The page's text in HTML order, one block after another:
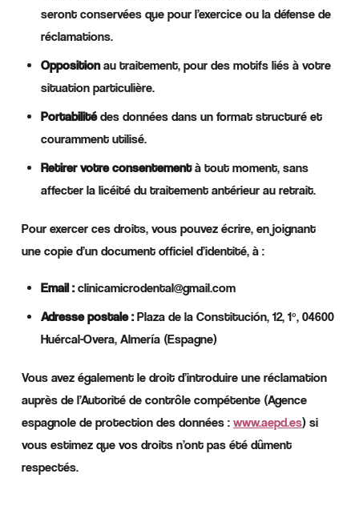
seront conservées que pour l’exercice ou la défense de
réclamations.
Oppositionau traitement, pour des motifs liés à votre
situation particulière.
Portabilitédes données dans un format structuré et
couramment utilisé.
Retirer votre consentementà tout moment, sans
affecter la licéité du traitement antérieur au retrait.
Pour exercer ces droits, vous pouvez écrire, en joignant
une copie d’un document officiel d’identité, à :
Email : clinicamicrodental@gmail.com
Adresse postale : Plaza de la Constitución, 12, 1º, 04600
Huércal-Overa, Almería (Espagne)
Vous avez également le droit d’introduire une réclamation
auprès de l’Autorité de contrôle compétente (Agence
espagnole de protection des données : www.aepd.es) si
vous estimez que vos droits n’ont pas été dûment
respectés.